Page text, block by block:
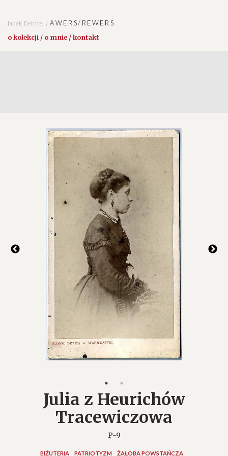
Jacek Dehnel /AWERS/REWERS
o kolekcji / o mnie / kontakt
Julia z Heurichów
Tracewiczowa
P-9
BIŻUTERIA PATRIOTYZM ŻAŁOBA POWSTAŃCZA